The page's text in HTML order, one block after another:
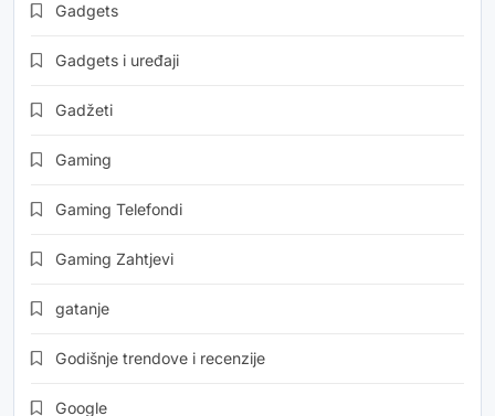
Gadgets
Gadgets i uređaji
Gadžeti
Gaming
Gaming Telefondi
Gaming Zahtjevi
gatanje
Godišnje trendove i recenzije
Google